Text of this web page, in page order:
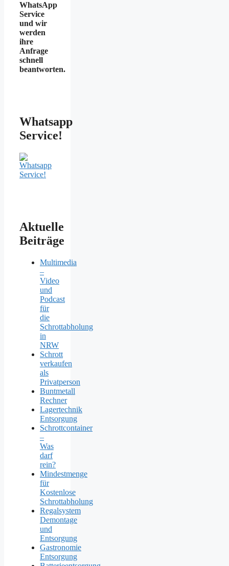
WhatsApp
Service
und wir
werden
ihre
Anfrage
schnell
beantworten.
Whatsapp
Service!
Aktuelle
Beiträge
Multimedia
–
Video
und
Podcast
für
die
Schrottabholung
in
NRW
Schrott
verkaufen
als
Privatperson
Buntmetall
Rechner
Lagertechnik
Entsorgung
Schrottcontainer
–
Was
darf
rein?
Mindestmenge
für
Kostenlose
Schrottabholung
Regalsystem
Demontage
und
Entsorgung
Gastronomie
Entsorgung